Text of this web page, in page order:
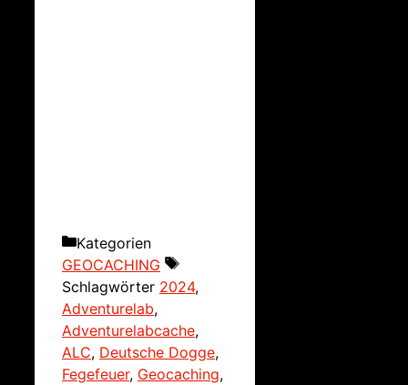
Kategorien
GEOCACHING
Schlagwörter 2024,
Adventurelab,
Adventurelabcache,
ALC, Deutsche Dogge,
Fegefeuer, Geocaching,